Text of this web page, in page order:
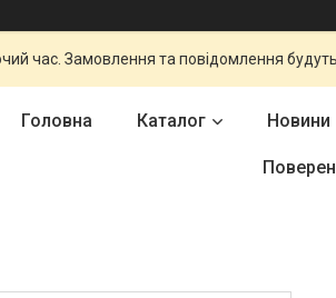
час. Замовлення та повідомлення
Головна Каталог Новини